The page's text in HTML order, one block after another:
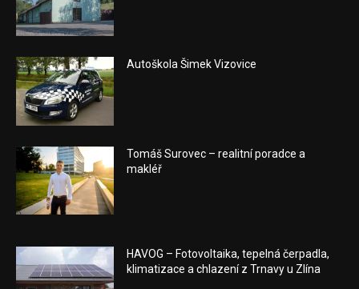
Autoškola Šimek Vizovice
Tomáš Surovec – realitní poradce a
makléř
HAVOG – Fotovoltaika, tepelná čerpadla,
klimatizace a chlazení z Trnavy u Zlína